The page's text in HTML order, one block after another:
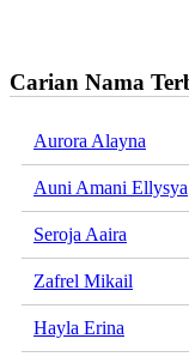
Carian Nama
Aurora Alayna
Auni Amani Ellysya
Seroja Aaira
Zafrel Mikail
Hayla Erina